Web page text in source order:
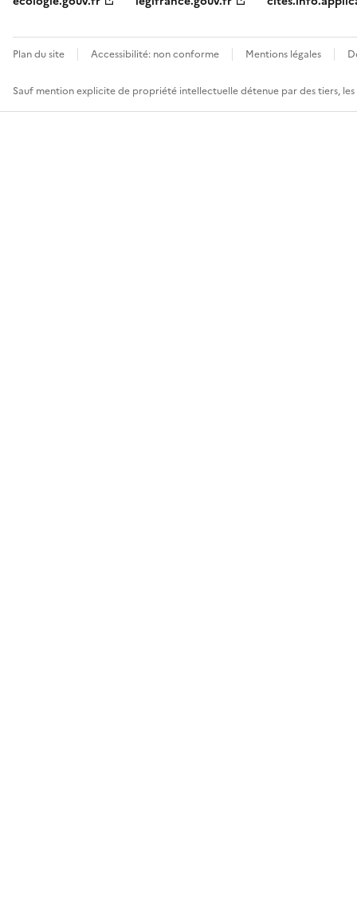
Plan du site Accessibilité: non conforme Mentions légales
Sauf mention explicite de propriété intellectuelle détenue par des tiers,